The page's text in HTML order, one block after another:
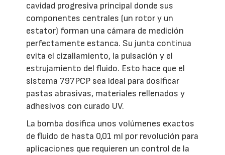
cavidad progresiva principal donde sus
componentes centrales (un rotor y un
estator) forman una cámara de medición
perfectamente estanca. Su junta continua
evita el cizallamiento, la pulsación y el
estrujamiento del fluido. Esto hace que el
sistema 797PCP sea ideal para dosificar
pastas abrasivas, materiales rellenados y
adhesivos con curado UV.
La bomba dosifica unos volúmenes exactos
de fluido de hasta 0,01 ml por revolución para
aplicaciones que requieren un control de la